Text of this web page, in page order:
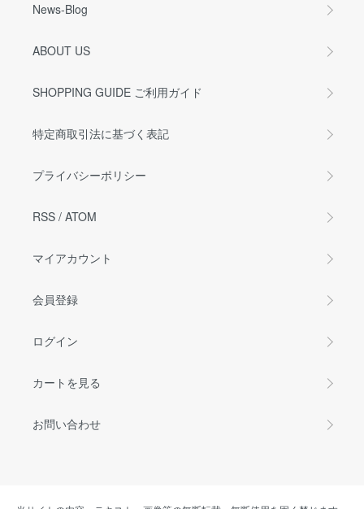
News-Blog
ABOUT US
SHOPPING GUIDE ご利用ガイド
特定商取引法に基づく表記
プライバシーポリシー
RSS / ATOM
マイアカウント
会員登録
ログイン
カートを見る
お問い合わせ